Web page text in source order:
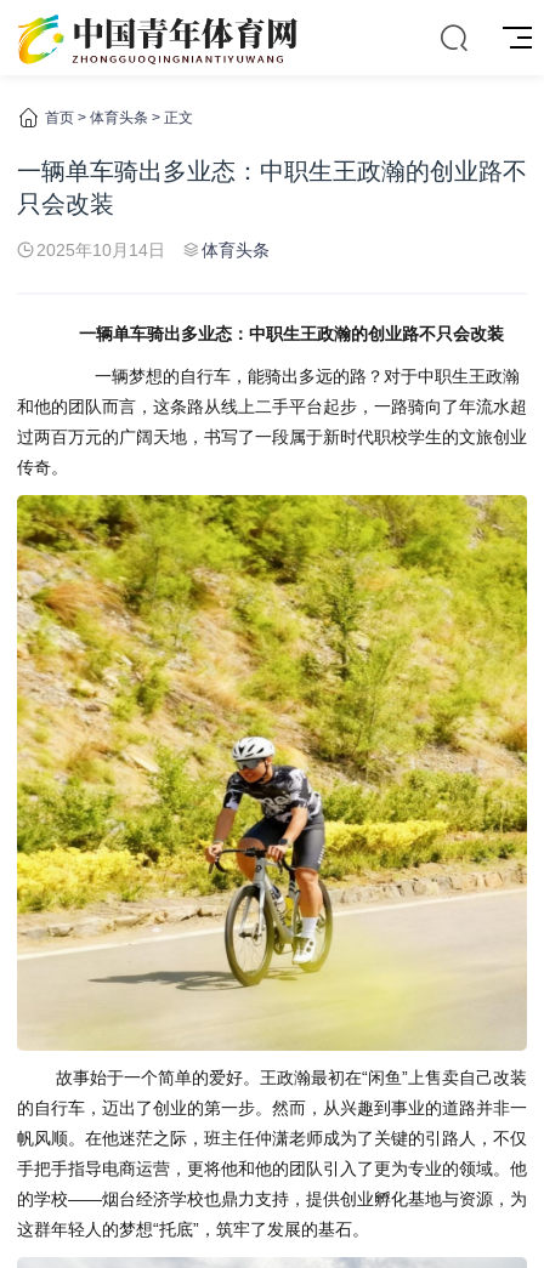
首页 > 体育头条 > 正文
一辆单车骑出多业态：中职生王政瀚的创业路不
只会改装
2025年10月14日 体育头条
一辆单车骑出多业态：中职生王政瀚的创业路不只会改装
一辆梦想的自行车，能骑出多远的路？对于中职生王政瀚
和他的团队而言，这条路从线上二手平台起步，一路骑向了年流水超
过两百万元的广阔天地，书写了一段属于新时代职校学生的文旅创业
传奇。
故事始于一个简单的爱好。王政瀚最初在“闲鱼”上售卖自己改装
的自行车，迈出了创业的第一步。然而，从兴趣到事业的道路并非一
帆风顺。在他迷茫之际，班主任仲潇老师成为了关键的引路人，不仅
手把手指导电商运营，更将他和他的团队引入了更为专业的领域。他
的学校——烟台经济学校也鼎力支持，提供创业孵化基地与资源，为
这群年轻人的梦想“托底”，筑牢了发展的基石。